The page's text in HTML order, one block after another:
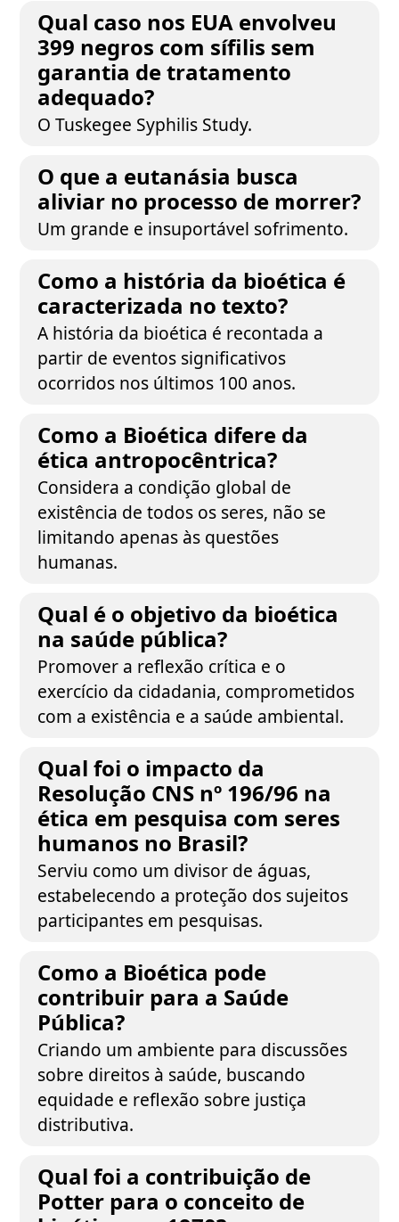
Qual caso nos EUA envolveu
399 negros com sífilis sem
garantia de tratamento
adequado?
O Tuskegee Syphilis Study.
O que a eutanásia busca
aliviar no processo de morrer?
Um grande e insuportável sofrimento.
Como a história da bioética é
caracterizada no texto?
A história da bioética é recontada a
partir de eventos significativos
ocorridos nos últimos 100 anos.
Como a Bioética difere da
ética antropocêntrica?
Considera a condição global de
existência de todos os seres, não se
limitando apenas às questões
humanas.
Qual é o objetivo da bioética
na saúde pública?
Promover a reflexão crítica e o
exercício da cidadania, comprometidos
com a existência e a saúde ambiental.
Qual foi o impacto da
Resolução CNS nº 196/96 na
ética em pesquisa com seres
humanos no Brasil?
Serviu como um divisor de águas,
estabelecendo a proteção dos sujeitos
participantes em pesquisas.
Como a Bioética pode
contribuir para a Saúde
Pública?
Criando um ambiente para discussões
sobre direitos à saúde, buscando
equidade e reflexão sobre justiça
distributiva.
Qual foi a contribuição de
Potter para o conceito de